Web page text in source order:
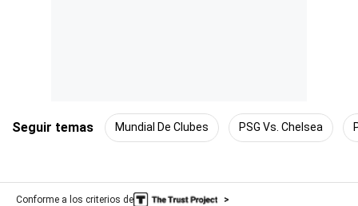
Seguir temas Mundial De Clubes PSG Vs. Chelsea
Conforme a los criterios de